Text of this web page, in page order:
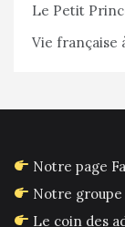
Le Petit
Vie française
Notre page
Notre groupe
Le coin des